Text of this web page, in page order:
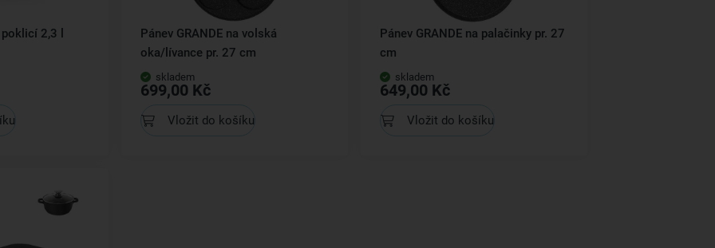
2,3 l
Pánev GRANDE na volská
oka/lívance pr. 27 cm
skladem
699,00 Kč
Vložit do košíku
Pánev GRANDE na palačinky pr. 27
cm
skladem
649,00 Kč
Vložit do košíku